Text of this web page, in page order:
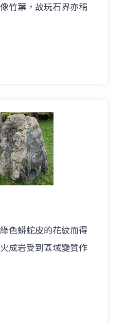
竹葉，故玩石界亦稱
色蟒蛇皮的花紋而得
成岩受到區域變質作